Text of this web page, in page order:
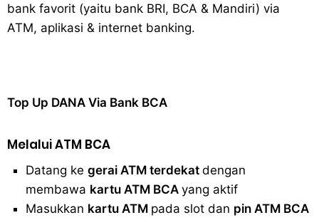
Cara Mengatasi Aplikasi Gojek Mengalami Gangguan
Server Gojek Terbaru dan IP Server GoPartner Gojek
bank favorit (yaitu bank BRI, BCA & Mandiri) via
ATM, aplikasi & internet banking.
Top Up DANA Via Bank BCA
Melalui ATM BCA
Datang ke gerai ATM terdekat dengan
membawa kartu ATM BCA yang aktif
Masukkan kartu ATM pada slot dan pin ATM BCA